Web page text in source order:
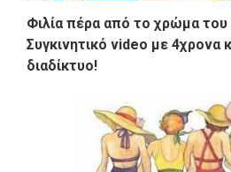
Φιλία πέρα από το χρώμα
Συγκινητικό video με 4χρονα
διαδίκτυο!